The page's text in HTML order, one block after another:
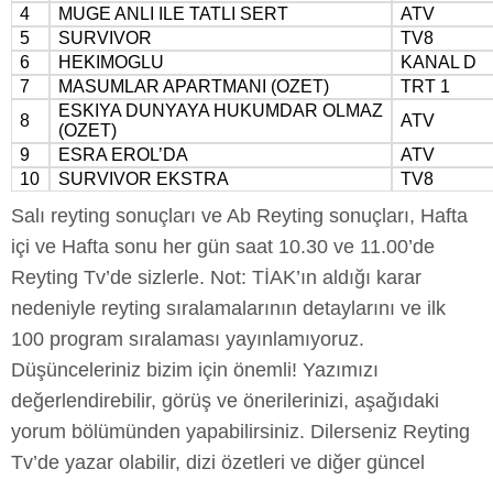
4
MUGE ANLI ILE TATLI SERT
ATV
5
SURVIVOR
TV8
6
HEKIMOGLU
KANAL D
7
MASUMLAR APARTMANI (OZET)
TRT 1
8
ESKIYA DUNYAYA HUKUMDAR OLMAZ
(OZET)
ATV
9
ESRA EROL’DA
ATV
10
SURVIVOR EKSTRA TV8
Salı reyting sonuçları ve Ab Reyting sonuçları, Hafta
içi ve Hafta sonu her gün saat 10.30 ve 11.00’de
Reyting Tv’de sizlerle. Not: TİAK’ın aldığı karar
nedeniyle reyting sıralamalarının detaylarını ve ilk
100 program sıralaması yayınlamıyoruz.
Düşünceleriniz bizim için önemli! Yazımızı
değerlendirebilir, görüş ve önerilerinizi, aşağıdaki
yorum bölümünden yapabilirsiniz. Dilerseniz Reyting
Tv’de yazar olabilir, dizi özetleri ve diğer güncel